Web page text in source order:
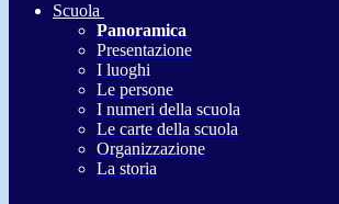
Scuola
Panoramica
Presentazione
I luoghi
Le persone
I numeri della scuola
Le carte della scuola
Organizzazione
La storia